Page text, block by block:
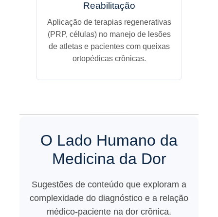
Reabilitação
Aplicação de terapias regenerativas
(PRP, células) no manejo de lesões
de atletas e pacientes com queixas
ortopédicas crônicas.
O Lado Humano da
Medicina da Dor
Sugestões de conteúdo que exploram a
complexidade do diagnóstico e a relação
médico-paciente na dor crônica.